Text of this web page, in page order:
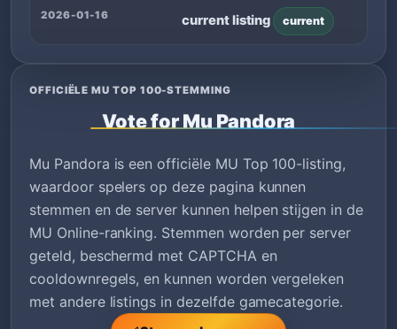
2026-01-16 current listing current
OFFICIËLE MU TOP 100-STEMMING
Vote for Mu Pandora
Mu Pandora is een officiële MU Top 100-listing,
waardoor spelers op deze pagina kunnen
stemmen en de server kunnen helpen stijgen in de
MU Online-ranking. Stemmen worden per server
geteld, beschermd met CAPTCHA en
cooldownregels, en kunnen worden vergeleken
met andere listings in dezelfde gamecategorie.